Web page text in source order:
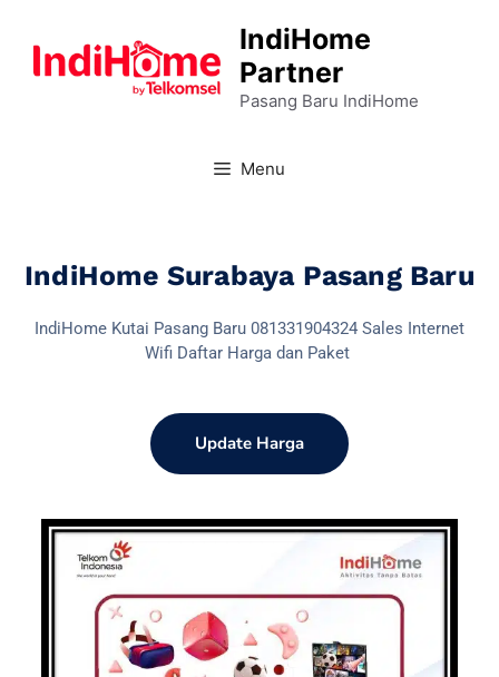
IndiHome
Partner
Pasang Baru IndiHome
Menu
IndiHome Surabaya Pasang Baru
IndiHome Kutai Pasang Baru 081331904324 Sales Internet
Wifi Daftar Harga dan Paket
Update Harga